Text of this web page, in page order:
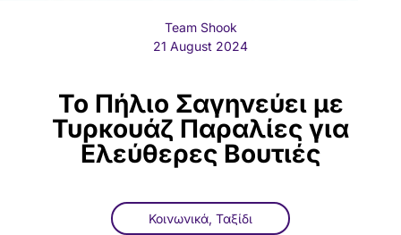
Team Shook
21 August 2024
Το Πήλιο Σαγηνεύει με
Τυρκουάζ Παραλίες για
Ελεύθερες Βουτιές
Κοινωνικά, Ταξίδι